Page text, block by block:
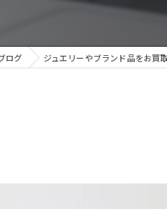
ログ ジュエリーやブランド品をお買